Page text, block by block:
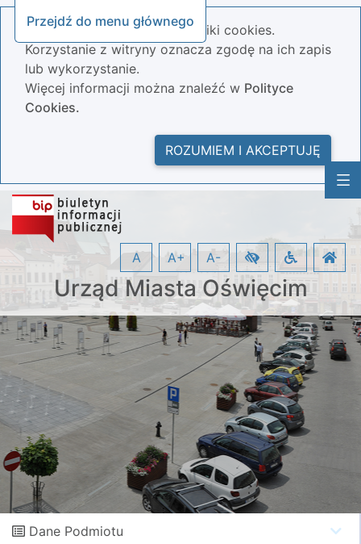
Przejdź do menu głównego
Nasza strona wykorzystuje pliki cookies.
Korzystanie z witryny oznacza zgodę na ich zapis
lub wykorzystanie.
Więcej informacji można znaleźć w Polityce
Cookies.
ROZUMIEM I AKCEPTUJĘ
Urząd Miasta Oświęcim
A A+ A-
Dane Podmiotu